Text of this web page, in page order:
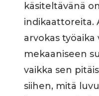
käsiteltävänä
indikaattoreita.
arvokas
mekaaniseen
vaikka sen
siihen, mitä